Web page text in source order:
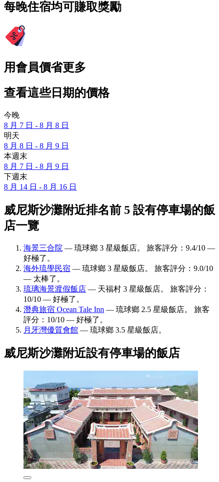
每晚住宿均可賺取獎勵
用會員價省更多
查看這些日期的價格
今晚
8 月 7 日 - 8 月 8 日
明天
8 月 8 日 - 8 月 9 日
本週末
8 月 7 日 - 8 月 9 日
下週末
8 月 14 日 - 8 月 16 日
威尼斯沙灘附近排名前 5 設有停車場的飯
店一覽
海景三合院 — 琉球鄉 3 星級飯店。 旅客評分：9.4/10 —
好極了。
海外琉學民宿 — 琉球鄉 3 星級飯店。 旅客評分：9.0/10
— 太棒了。
琉璃海景渡假飯店 — 天福村 3 星級飯店。 旅客評分：
10/10 — 好極了。
潛典旅宿 Ocean Tale Inn — 琉球鄉 2.5 星級飯店。 旅客
評分：10/10 — 好極了。
月牙灣優質會館 — 琉球鄉 3.5 星級飯店。
威尼斯沙灘附近設有停車場的飯店